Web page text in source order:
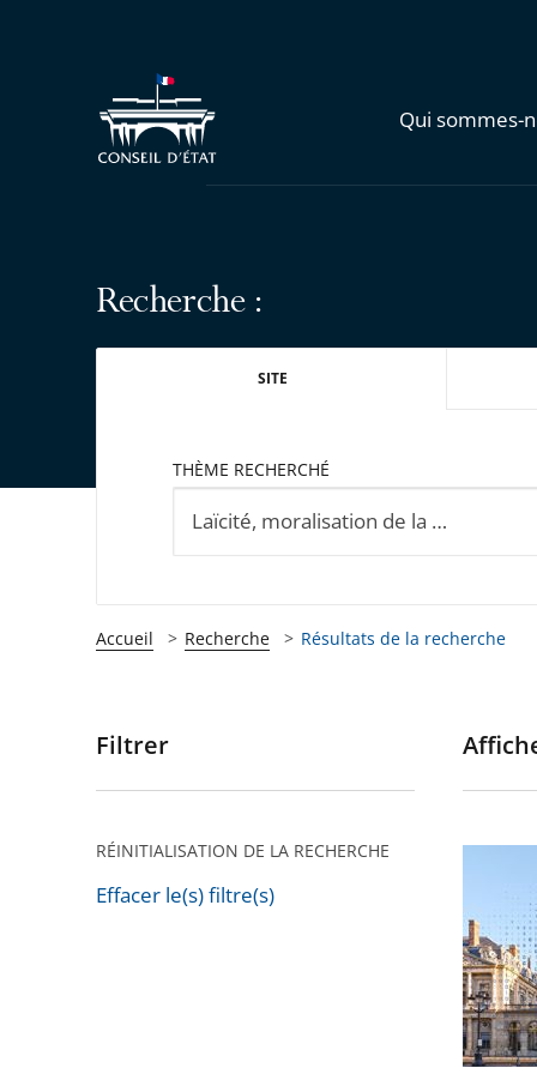
Qui sommes-
Recherche :
SITE
THÈME RECHERCHÉ
Accueil Recherche Résultats de la recherche
Passer
pour
après
Filtrer
RÉINITIALISATION DE LA RECHERCHE
Effacer le(s) filtre(s)
d’État
poursuit
sa